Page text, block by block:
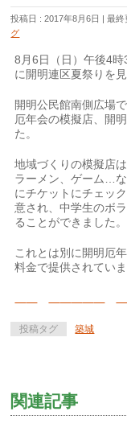
投稿日 : 2017年8月6日 最終
グ
8月6日（日）午後4
に開明連区夏祭りを見
開明公民館南側広場
厄年会の模擬店、開
た。
地域づくりの模擬店
ラーメン、ゲーム…
にチケットにチェッ
意され、中学生のボ
ることができました。
これとは別に開明厄
料金で提供されていま
投稿タグ 築城
関連記事